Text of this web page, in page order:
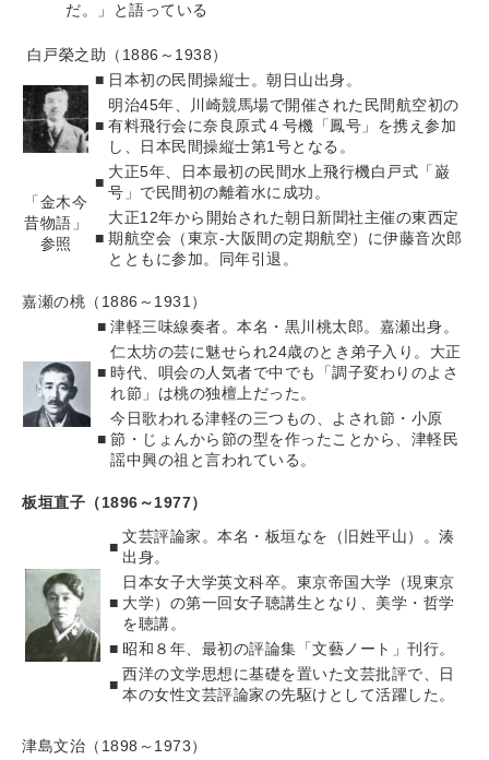
だ。」と語っている
白戸榮之助（1886～1938）
■ 日本初の民間操縦士。朝日山出身。
■
明治45年、川崎競馬場で開催された民間航空初の
有料飛行会に奈良原式４号機「鳳号」を携え参加
し、日本民間操縦士第1号となる。
■
大正5年、日本最初の民間水上飛行機白戸式「巌
号」で民間初の離着水に成功。
■
大正12年から開始された朝日新聞社主催の東西定
期航空会（東京-大阪間の定期航空）に伊藤音次郎
とともに参加。同年引退。
「金木今
昔物語」
参照
嘉瀬の桃（1886～1931）
■ 津軽三味線奏者。本名・黒川桃太郎。嘉瀬出身。
■
仁太坊の芸に魅せられ24歳のとき弟子入り。大正
時代、唄会の人気者で中でも「調子変わりのよさ
れ節」は桃の独檀上だった。
■
今日歌われる津軽の三つもの、よされ節・小原
節・じょんから節の型を作ったことから、津軽民
謡中興の祖と言われている。
板垣直子（1896～1977）
■
文芸評論家。本名・板垣なを（旧姓平山）。湊
出身。
■
日本女子大学英文科卒。東京帝国大学（現東京
大学）の第一回女子聴講生となり、美学・哲学
を聴講。
■ 昭和８年、最初の評論集「文藝ノート」刊行。
■
西洋の文学思想に基礎を置いた文芸批評で、日
本の女性文芸評論家の先駆けとして活躍した。
津島文治（1898～1973）